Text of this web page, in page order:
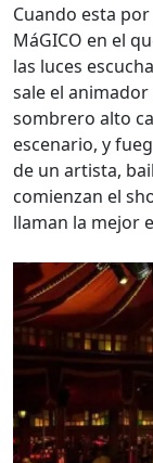
Cuando esta
MáGICO en el
las luces
sale el
sombrero alto
escenario, y
de un artista,
comienzan el
llaman la mejor